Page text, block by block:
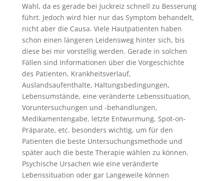
Wahl, da es gerade bei Juckreiz schnell zu Besserung
führt. Jedoch wird hier nur das Symptom behandelt,
nicht aber die Causa. Viele Hautpatienten haben
schon einen längeren Leidensweg hinter sich, bis
diese bei mir vorstellig werden. Gerade in solchen
Fällen sind Informationen über die Vorgeschichte
des Patienten, Krankheitsverlauf,
Auslandsaufenthalte, Haltungsbedingungen,
Lebensumstände, eine veränderte Lebenssituation,
Voruntersuchungen und -behandlungen,
Medikamentengabe, letzte Entwurmung, Spot-on-
Präparate, etc. besonders wichtig, um für den
Patienten die beste Untersuchungsmethode und
später auch die beste Therapie wählen zu können.
Psychische Ursachen wie eine veränderte
Lebenssituation oder gar Langeweile können